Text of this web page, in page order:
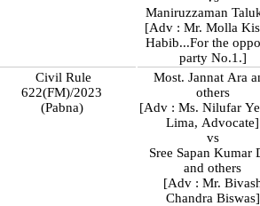
Maniruzzaman
[Adv : Mr. Molla
Habib...For the
party No.1.]
Civil Rule
622(FM)/2023
(Pabna)
Most. Jannat Ara
others
[Adv : Ms. Nilufar
Lima, Advocate]
vs
Sree Sapan Kumar
and others
[Adv : Mr.
Chandra Biswas]